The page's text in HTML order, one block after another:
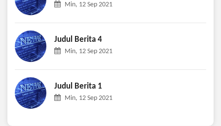
Min, 12 Sep 2021
Judul Berita 4
Min, 12 Sep 2021
Judul Berita 1
Min, 12 Sep 2021